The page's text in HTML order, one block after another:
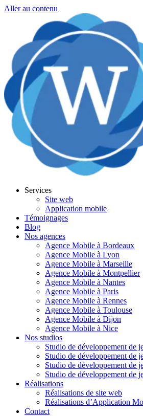
Aller au contenu
Services
Site web
Application mobile
Témoignages
Blog
Nos agences
Agence Mobile à Bordeaux
Agence Mobile à Lyon
Agence Mobile à Marseille
Agence Mobile à Montpellier
Agence Mobile à Nantes
Agence Mobile à Paris
Agence Mobile à Rennes
Agence Mobile à Toulouse
Agence Mobile à Dijon
Agence Mobile à Nice
Nos studios
Studio de développement de
Studio de développement de
Studio de développement de
Studio de développement de
Réalisations
Réalisations de site web
Réalisations d’Application
Contact